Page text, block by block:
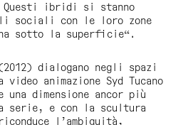
Questi ibridi si stanno
sociali con le loro zone
sotto la superficie“.
dialogano negli spazi
animazione Syd Tucano
dimensione ancor più
serie, e con la scultura
l’ambiguità,